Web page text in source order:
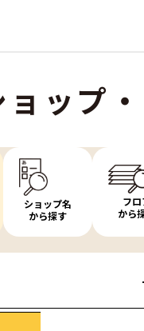
ョップ
ショップ名
から探す
フ
から